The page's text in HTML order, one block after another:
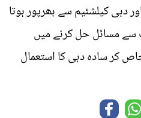
دہی کیلشئیم سے بھرپور ہوتا
سے مسائل حل کرنے میں
کر سادہ دہی کا استعمال